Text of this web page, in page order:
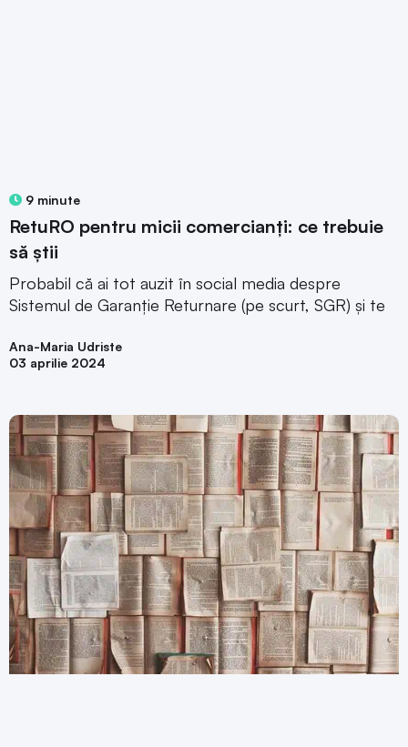
9 minute
RetuRO pentru micii comercianți: ce trebuie
să știi
Probabil că ai tot auzit în social media despre
Sistemul de Garanție Returnare (pe scurt, SGR) și te
Ana-Maria Udriste
03 aprilie 2024